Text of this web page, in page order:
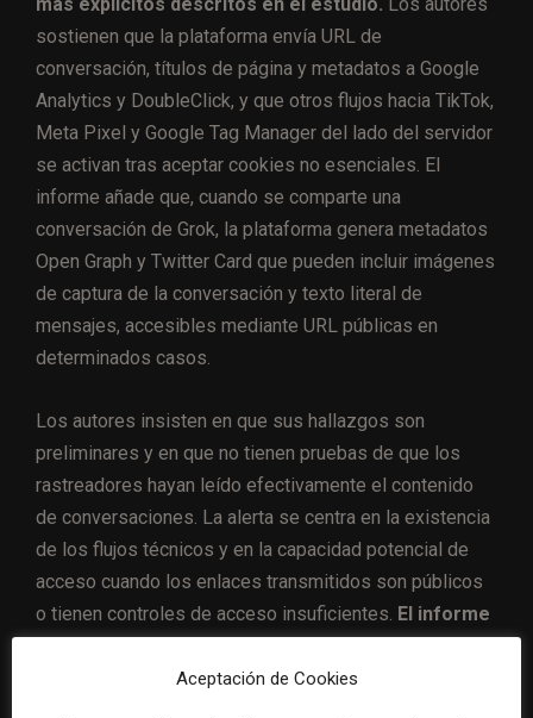
sostienen que la plataforma envía URL de
conversación, títulos de página y metadatos a Google
Analytics y DoubleClick, y que otros flujos hacia TikTok,
Meta Pixel y Google Tag Manager del lado del servidor
se activan tras aceptar cookies no esenciales. El
informe añade que, cuando se comparte una
conversación de Grok, la plataforma genera metadatos
Open Graph y Twitter Card que pueden incluir imágenes
de captura de la conversación y texto literal de
mensajes, accesibles mediante URL públicas en
determinados casos.
Los autores insisten en que sus hallazgos son
preliminares y en que no tienen pruebas de que los
rastreadores hayan leído efectivamente el contenido
de conversaciones. La alerta se centra en la existencia
de los flujos técnicos y en la capacidad potencial de
acceso cuando los enlaces transmitidos son públicos
o tienen controles de acceso insuficientes. El informe
explotables por terceros externos, sino prácticas
Aceptación de Cookies